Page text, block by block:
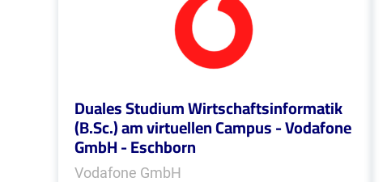
Duales Studium Wirtschaftsinformatik
(B.Sc.) am virtuellen Campus - Vodafone
GmbH - Eschborn
Vodafone GmbH